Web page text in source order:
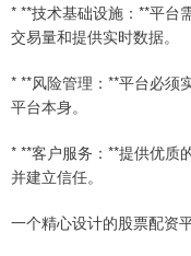
* **技术基础设施：**平台
交易量和提供实时数据。
* **风险管理：**平台必须
平台本身。
* **客户服务：**提供优质
并建立信任。
一个精心设计的股票配资